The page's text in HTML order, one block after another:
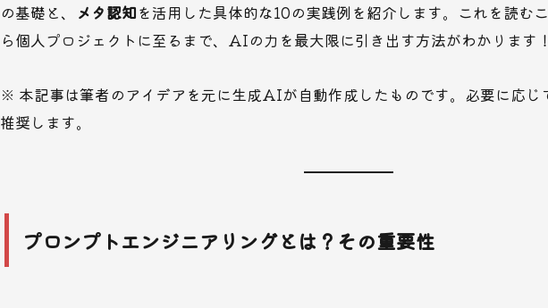
の基礎と、
メタ認知を活用した具体的な10の実践例を紹介します。これを読む
ら個人プロジェクトに至るまで、AIの力を最大限に引き出す方法がわかります！
※ 本記事は筆者のアイデアを元に生成AIが自動作成したものです。必要に応じ
推奨します。
プロンプトエンジニアリングとは？その重要性